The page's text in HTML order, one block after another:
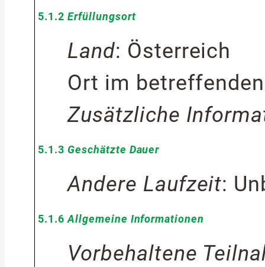
5.1.2 Erfüllungsort
Land: Österreich
Ort im
Zusätzliche
5.1.3 Geschätzte Dauer
Andere Laufzeit:
5.1.6Allgemeine Informationen
Vorbehaltene